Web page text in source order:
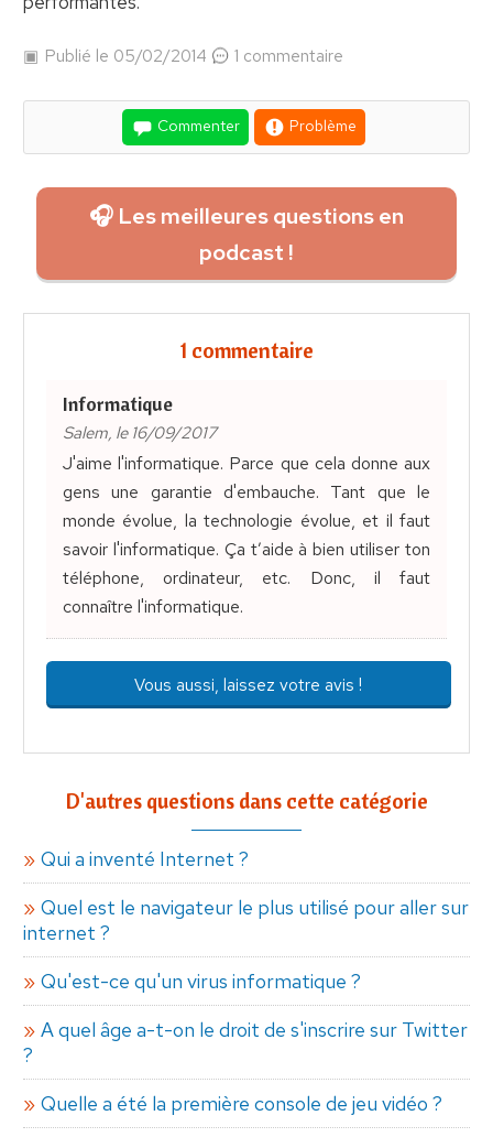
Publié le 05/02/2014 1 commentaire
Commenter Problème
🎧 Les meilleures questions en
podcast !
1 commentaire
Informatique
Salem, le 16/09/2017
J'aime l'informatique. Parce que cela donne aux
gens une garantie d'embauche. Tant que le
monde évolue, la technologie évolue, et il faut
savoir l'informatique. Ça t’aide à bien utiliser ton
téléphone, ordinateur, etc. Donc, il faut
connaître l'informatique.
Vous aussi, laissez votre avis !
D'autres questions dans cette catégorie
Qui a inventé Internet ?
Quel est le navigateur le plus utilisé pour aller sur
internet ?
Qu'est-ce qu'un virus informatique ?
A quel âge a-t-on le droit de s'inscrire sur Twitter
?
Quelle a été la première console de jeu vidéo ?